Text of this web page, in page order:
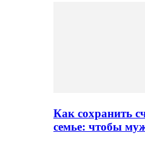
Как сохранить
семье: чтобы